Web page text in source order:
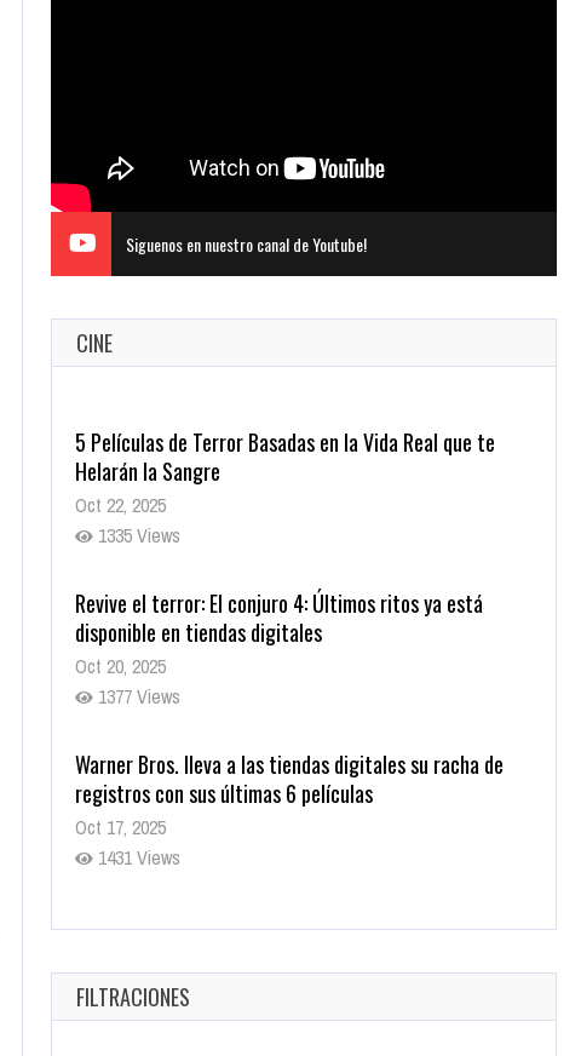
Siguenos en nuestro canal de Youtube!
CINE
5 Películas de Terror Basadas en la Vida Real que te
Helarán la Sangre
Oct 22, 2025
1335 Views
Revive el terror: El conjuro 4: Últimos ritos ya está
disponible en tiendas digitales
Oct 20, 2025
1377 Views
Warner Bros. lleva a las tiendas digitales su racha de
registros con sus últimas 6 películas
Oct 17, 2025
1431 Views
CRUNCHYROLL ANUNCIA FECHA DE ESTRENO EN CINES
Oct 7, 2025
1755 Views
FILTRACIONES